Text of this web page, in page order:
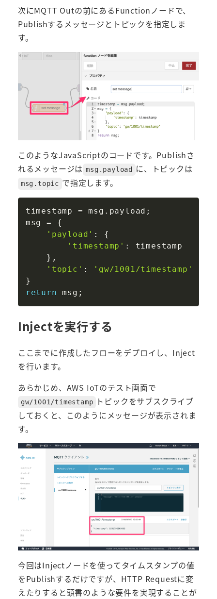
次にMQTT Outの前にあるFunctionノードで、
Publishするメッセージとトピックを指定しま
す。
このようなJavaScriptのコードです。Publishさ
れるメッセージは msg.payload に、トピックは
msg.topic で指定します。
timestamp = msg . payload ;
msg =
{
'payload' :
{
'timestamp' :
timestamp
} ,
'topic' :
'gw/1001/timestamp'
}
return msg ;
Injectを実行する
ここまでに作成したフローをデプロイし、Inject
を行います。
あらかじめ、AWS IoTのテスト画面で
gw/1001/timestamp
トピックをサブスクライブ
しておくと、このようにメッセージが表示されま
す。
今回はInjectノードを使ってタイムスタンプの値
をPublishするだけですが、HTTP Requestに変
えたりすると頭書のような要件を実現することが